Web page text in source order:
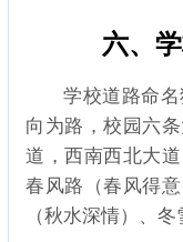
六、
学校道路命
向为路，校园六
道，西南西北大
春风路（春风得
（秋水深情）、